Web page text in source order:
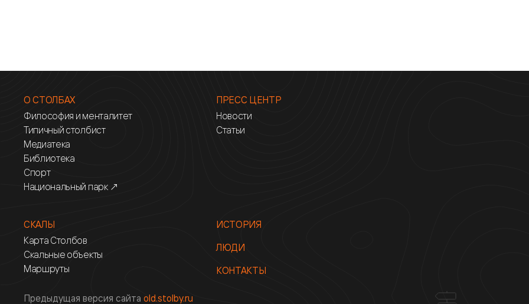
О СТОЛБАХ
Философия и менталитет
Типичный столбист
Медиатека
Библиотека
Спорт
Национальный парк ↗
ПРЕСС ЦЕНТР
Новости
Статьи
СКАЛЫ
Карта Столбов
Скальные объекты
Маршруты
ИСТОРИЯ
ЛЮДИ
КОНТАКТЫ
Предыдущая версия сайта old.stolby.ru